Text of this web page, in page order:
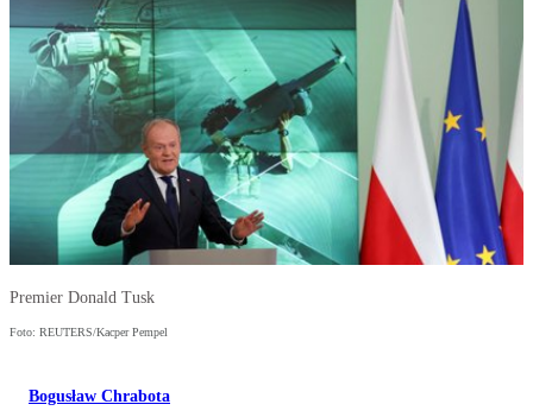
Premier Donald Tusk
Foto: REUTERS/Kacper Pempel
Bogusław Chrabota